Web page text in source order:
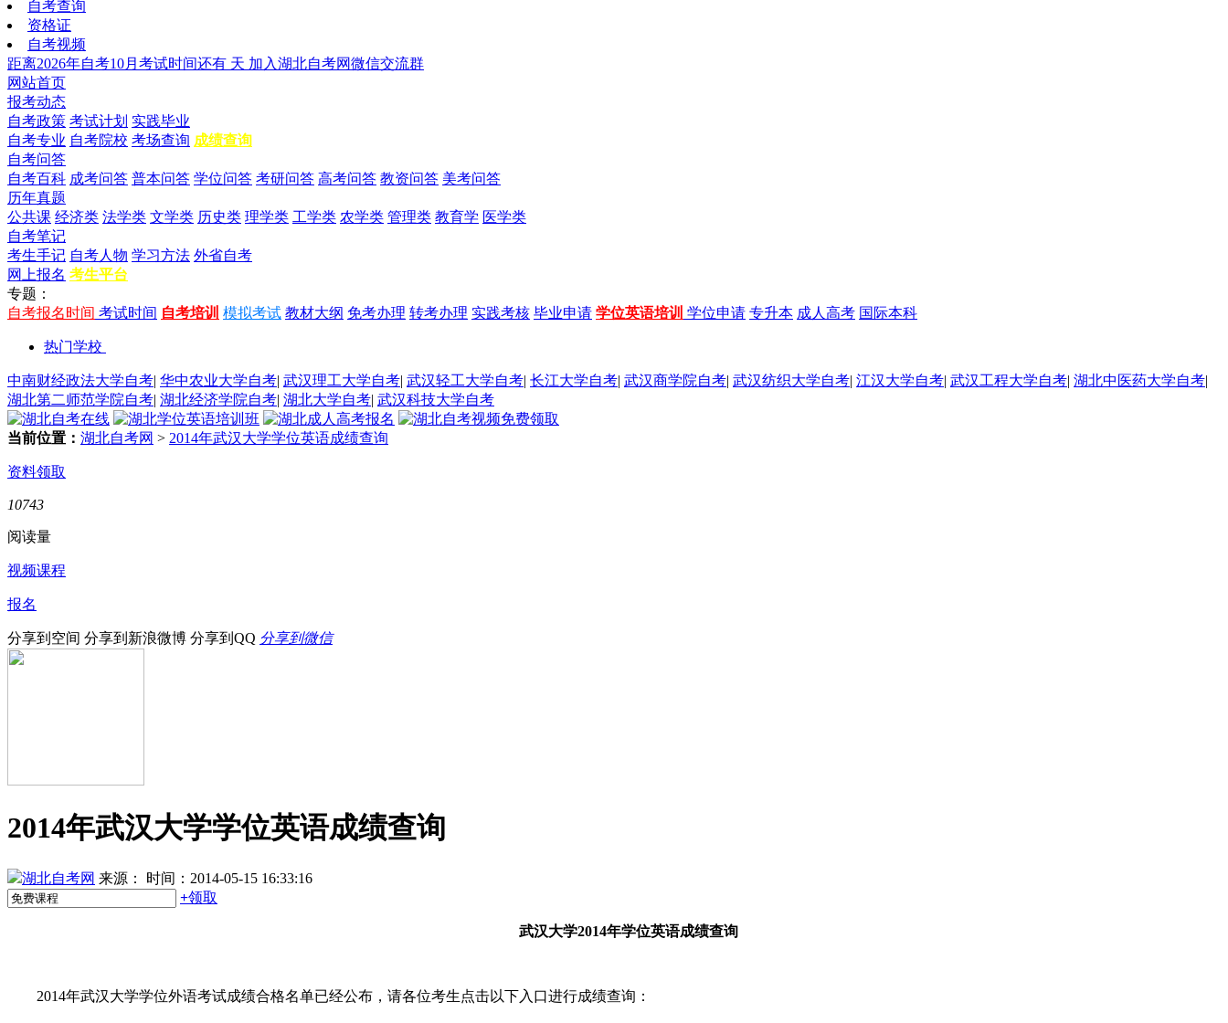
自考查询
资格证
自考视频
距离2026年自考10月考试时间还有 天 加入湖北自考网微信交流群
网站首页
报考动态
自考政策 考试计划 实践毕业
自考专业 自考院校 考场查询 成绩查询
自考问答
自考百科 成考问答 普本问答 学位问答 考研问答 高考问答 教资问答 美考问答
历年真题
公共课 经济类 法学类 文学类 历史类 理学类 工学类 农学类 管理类 教育学 医学类
自考笔记
考生手记 自考人物 学习方法 外省自考
网上报名 考生平台
专题：
自考报名时间 考试时间 自考培训 模拟考试 教材大纲 免考办理 转考办理 实践考核 毕业申请 学位英语培训 学位申请 专升本 成人高考 国际本科
热门学校
中南财经政法大学自考| 华中农业大学自考| 武汉理工大学自考| 武汉轻工大学自考| 长江大学自考| 武汉商学院自考| 武汉纺织大学自考| 江汉大学自考| 武汉工程大学自考| 湖北中医药大学自考|
湖北第二师范学院自考| 湖北经济学院自考| 湖北大学自考| 武汉科技大学自考
当前位置： 湖北自考网 > 2014年武汉大学学位英语成绩查询
资料领取
10743
阅读量
视频课程
报名
分享到空间 分享到新浪微博 分享到QQ 分享到微信
2014年武汉大学学位英语成绩查询
湖北自考网 来源：
时间：2014-05-15 16:33:16
+领取
武汉大学2014年学位英语成绩查询
2014年武汉大学学位外语考试成绩合格名单已经公布，请各位考生点击以下入口进行成绩查询：